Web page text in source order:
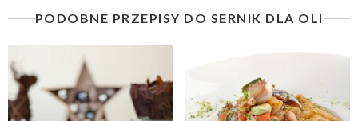
PODOBNE PRZEPISY DO SERNIK DLA OLI